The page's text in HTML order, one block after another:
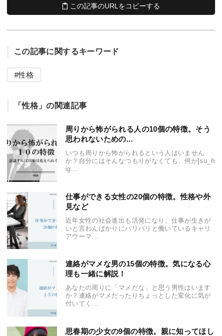
この記事のURLをコピーする
この記事に関するキーワード
性格
「性格」の関連記事
周りから怖がられる人の10個の特徴。そう
思われないための...
いつも周りから怖がられるという人はいません
か？自分にはそんなつもりがなくても、何か[su_h
ig...
仕事ができる女性の20個の特徴。性格や外
見など
近年女性の社会進出も活発になり、仕事が生きが
いと言わんばかりにバリバリと働いているキャリ
アウーマ...
連絡がマメな男の15個の特徴。気になる心
理も一緒に解説！
あなたの周りに「マメだな」と思う男性はいます
か？連絡がマメだったりちょっとした変化に気が
付いてく...
思春期の少女の9個の特徴。親に知ってほし